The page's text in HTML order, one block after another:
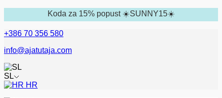
Koda za 15% popust ☀️SUNNY15☀️
+386 70 356 580
info@ajatutaja.com
SL
HR